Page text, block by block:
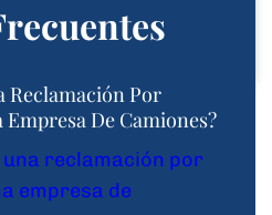
Reclamación Por
De Camiones?